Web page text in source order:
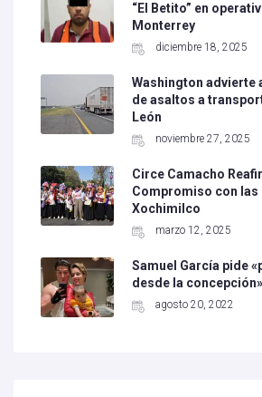
“El Betito” en
Monterrey
diciembre 18, 2025
Washington advierte
de asaltos a
León
noviembre 27, 2025
Circe Camacho
Compromiso con las
Xochimilco
marzo 12, 2025
Samuel García pide
desde la concepción»
agosto 20, 2022